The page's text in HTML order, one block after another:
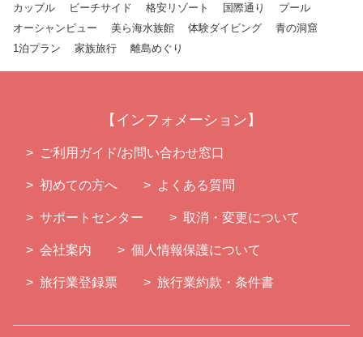
カップル ビーチサイド 格安リゾート 国際通り
プール
オーシャンビュー
美ら海水族館 体験ダイビング
青の洞窟
1泊プラン
家族旅行 離島めぐり
インフォメーション
ご利用ガイド/お問い合わせ窓口
初めての方へ よくある質問
サポートセンター 取消・変更について
会社案内 個人情報保護について
旅行業登録票 旅行業約款・条件書